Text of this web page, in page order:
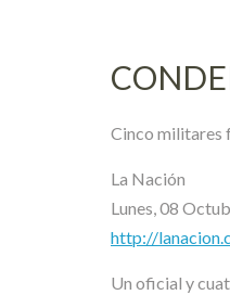
Cinco militares
La Nación
Lunes, 08
http://
Un oficial y